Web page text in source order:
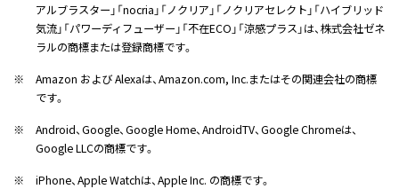
アルブラスター」「nocria」「ノクリア」「ノクリアセレクト」「ハイブリッド
気流」「パワーディフューザー」「不在ECO」「涼感プラス」は、株式会社ゼネ
ラルの商標または登録商標です。
※
Amazon および Alexaは、Amazon.com, Inc.またはその関連会社の商標
です。
※
Android、Google、Google Home、AndroidTV、Google Chromeは、
Google LLCの商標です。
※
iPhone、Apple Watchは、Apple Inc. の商標です。